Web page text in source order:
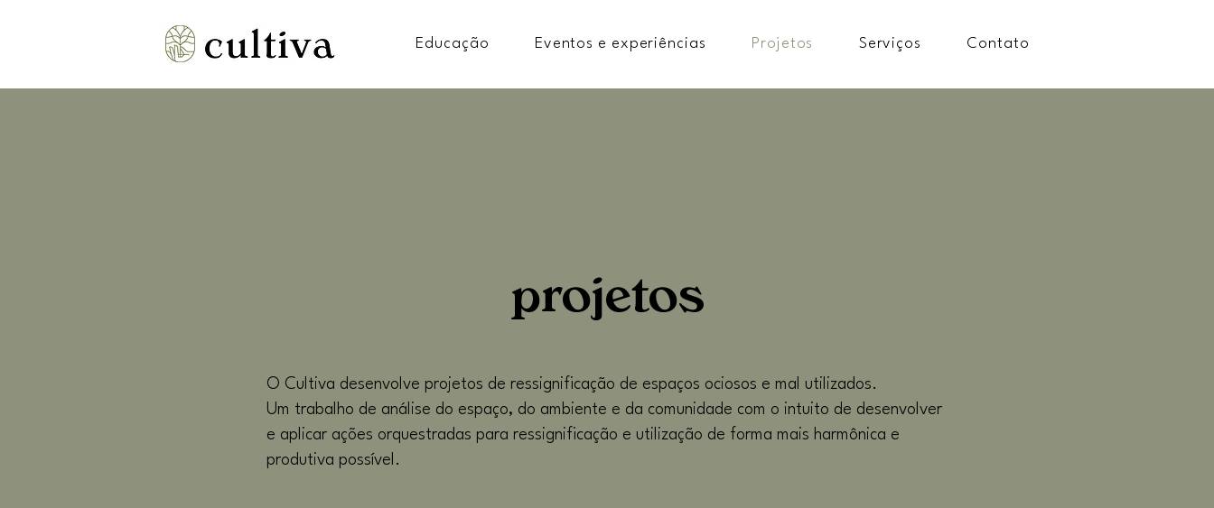
Educação Eventos e experiências Projetos Serviços Contato
projetos
O Cultiva desenvolve projetos de ressignificação de espaços ociosos e mal utilizados.
Um trabalho de análise do espaço, do ambiente e da comunidade com o intuito de desenvolver
e aplicar ações orquestradas para ressignificação e utilização de forma mais harmônica e
produtiva possível.